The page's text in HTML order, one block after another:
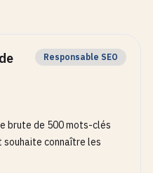
Responsable SEO
brute de 500 mots-clés
connaître les